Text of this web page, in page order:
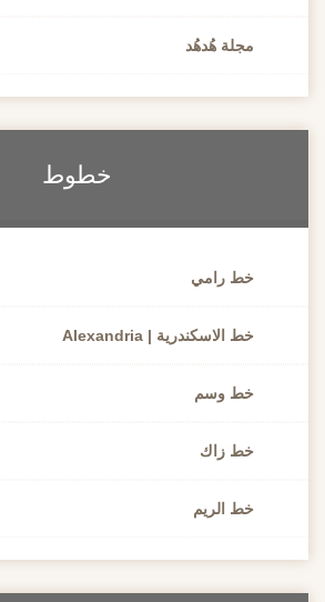
مجلة هُدهُد
خطوط
خط رامي
خط الاسكندرية | Alexandria
خط وسم
خط زاك
خط الريم